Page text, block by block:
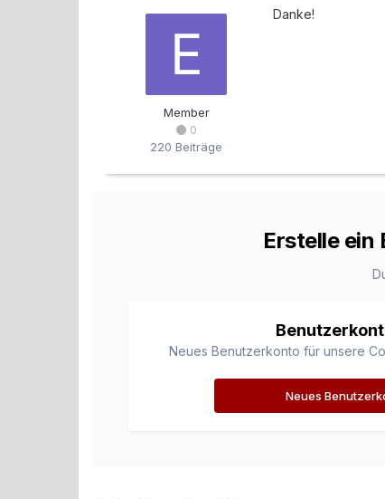
Member
0
220 Beiträge
Danke!
Erstelle ein
Neues Benutzerkonto für unsere
Neues